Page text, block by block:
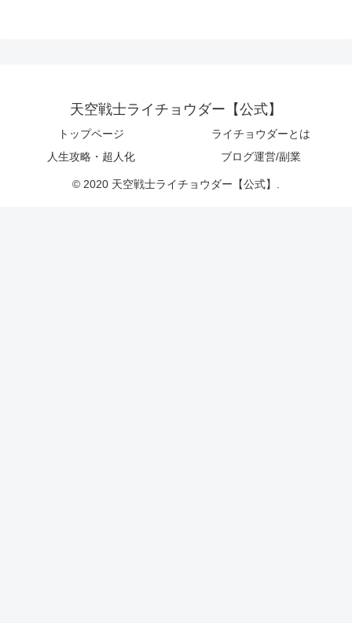
天空戦士ライチョウダー【公式】
トップページ
ライチョウダーとは
人生攻略・超人化
ブログ運営/副業
© 2020 天空戦士ライチョウダー【公式】.